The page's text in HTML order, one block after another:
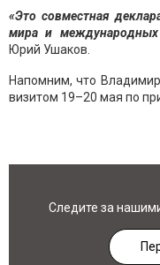
«Это совместная
мира и международных
Юрий Ушаков.
Напомним, что
визитом 19–20 мая по
Следите за